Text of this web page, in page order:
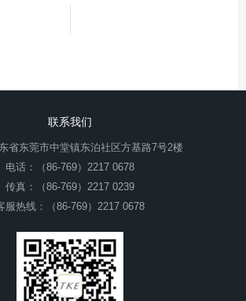
联系我们
省东莞市中堂镇东泊社区方基路7号2楼
电话：（86-769）2217 0678
传真：（86-769）2217 0239
服热线：（86-769）2217 0678